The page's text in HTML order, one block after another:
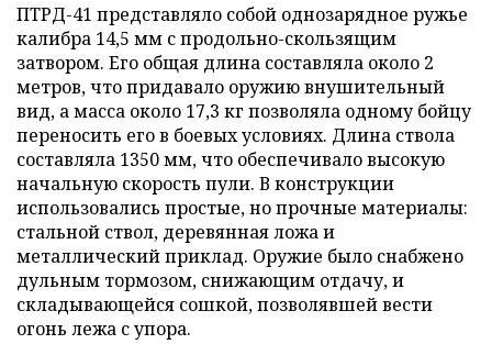
ПТРД-41 представляло собой однозарядное ружье
калибра 14,5 мм с продольно-скользящим
затвором. Его общая длина составляла около 2
метров, что придавало оружию внушительный
вид, а масса около 17,3 кг позволяла одному бойцу
переносить его в боевых условиях. Длина ствола
составляла 1350 мм, что обеспечивало высокую
начальную скорость пули. В конструкции
использовались простые, но прочные материалы:
стальной ствол, деревянная ложа и
металлический приклад. Оружие было снабжено
дульным тормозом, снижающим отдачу, и
складывающейся сошкой, позволявшей вести
огонь лежа с упора.